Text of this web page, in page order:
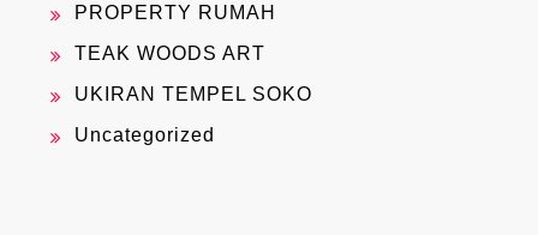
PROPERTY RUMAH
TEAK WOODS ART
UKIRAN TEMPEL SOKO
Uncategorized